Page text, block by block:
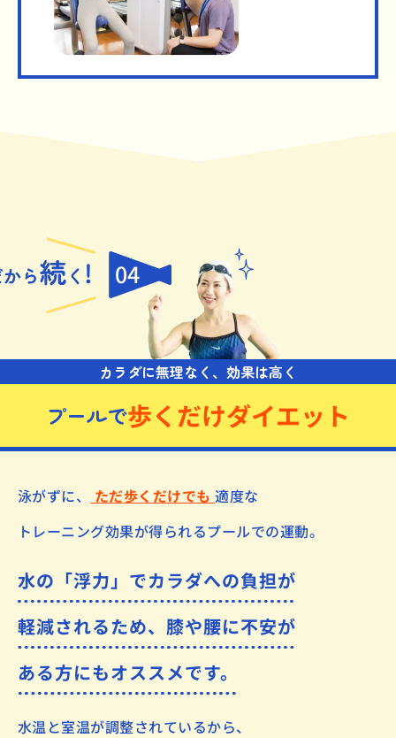
プールで歩くだけダイエット
カラダに無理なく、効果は高く
04
泳がずに、 ただ歩くだけでも適度な
トレーニング効果が得られるプールでの運動。
水の「浮力」でカラダへの負担が
軽減されるため、膝や腰に不安が
ある方にもオススメです。
水温と室温が調整されているから、